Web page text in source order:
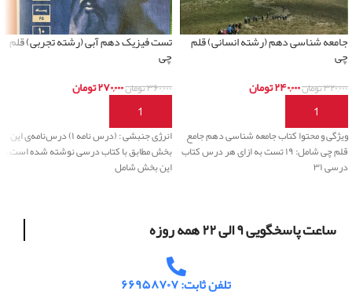
جامعه شناسی دهم (رشته انسانی) قلم
چی
۳۲۰,۰۰۰تومان۲۴۰,۰۰۰تومان
افزودن به سبد خرید
ویژگی و محتوا کتاب جامعه شناسی دهم جامع
قلم چی شامل: ۱۹ تست به ازای هر درس کتاب
درسی ۳۱
تست فیزیک دهم آبی (رشته تجربی) قلم
چی
۳۶۰,۰۰۰تومان۲۷۰,۰۰۰تومان
افزودن به سبد خرید
انرژی جنبشی : (درس نامه ۱) درس‌نامه‌ی این
بخش مطابق با کتاب درسی نوشته شده است ،
این بخش شامل
ساعت پاسخگویی ۹ الی ۲۲ همه روزه
تلفن ثابت: ۶۶۹۵۸۷۰۷